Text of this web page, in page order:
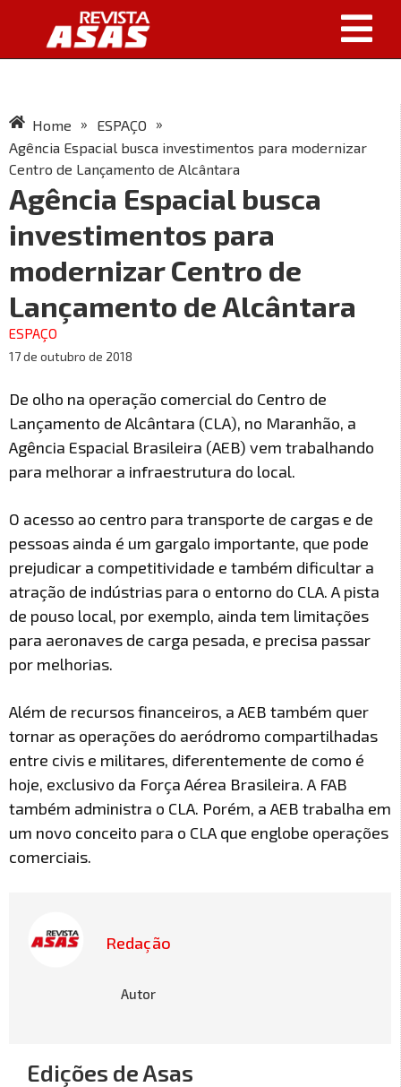
Home » ESPAÇO
»
Agência Espacial busca investimentos para modernizar
Centro de Lançamento de Alcântara
Agência Espacial busca
investimentos para
modernizar Centro de
Lançamento de Alcântara
ESPAÇO
17 de outubro de 2018
De olho na operação comercial do Centro de
Lançamento de Alcântara (CLA), no Maranhão, a
Agência Espacial Brasileira (AEB) vem trabalhando
para melhorar a infraestrutura do local.
O acesso ao centro para transporte de cargas e de
pessoas ainda é um gargalo importante, que pode
prejudicar a competitividade e também dificultar a
atração de indústrias para o entorno do CLA. A pista
de pouso local, por exemplo, ainda tem limitações
para aeronaves de carga pesada, e precisa passar
por melhorias.
Além de recursos financeiros, a AEB também quer
tornar as operações do aeródromo compartilhadas
entre civis e militares, diferentemente de como é
hoje, exclusivo da Força Aérea Brasileira. A FAB
também administra o CLA. Porém, a AEB trabalha em
um novo conceito para o CLA que englobe operações
comerciais.
Redação
Autor
Edições de Asas